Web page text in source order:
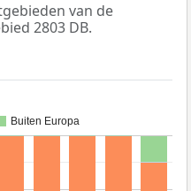
van de
2803 DB.
Buiten Europa